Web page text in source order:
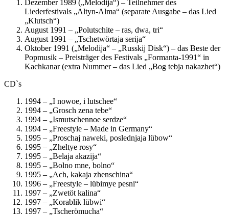
Dezember 1989 („Melodija“) – Teilnehmer des
Liederfestivals „Altyn-Alma“ (separate Ausgabe – das Lied
„Klutsch“)
August 1991 – „Polutschite – ras, dwa, tri“
August 1991 – „Tschetwörtaja serija“
Oktober 1991 („Melodija“ – „Russkij Disk“) – das Beste der
Popmusik – Preisträger des Festivals „Formanta-1991“ in
Kachkanar (extra Nummer – das Lied „Bog tebja nakazhet“)
CD`s
1994 – „I nowoe, i lutschee“
1994 – „Grosch zena tebe“
1994 – „Ismutschennoe serdze“
1994 – „Freestyle – Made in Germany“
1995 – „Proschaj naweki, poslednjaja lübow“
1995 – „Zheltye rosy“
1995 – „Belaja akazija“
1995 – „Bolno mne, bolno“
1995 – „Ach, kakaja zhenschina“
1996 – „Freestyle – lübimye pesni“
1997 – „Zwetöt kalina“
1997 – „Korablik lübwi“
1997 – „Tscherömucha“